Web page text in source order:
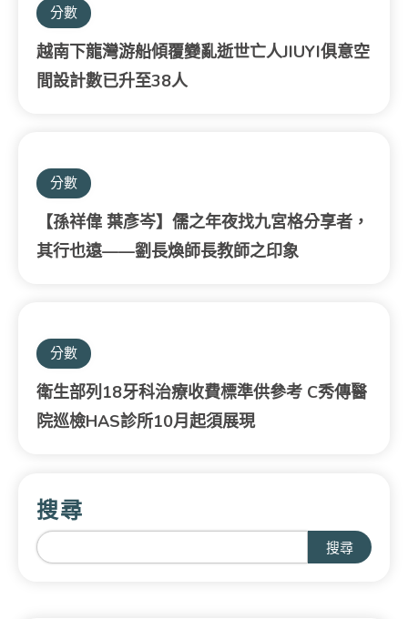
分數
越南下龍灣游船傾覆變亂逝世亡人JIUYI俱意空
間設計數已升至38人
分數
【孫祥偉 葉彥岑】儒之年夜找九宮格分享者，
其行也遠——劉長煥師長教師之印象
分數
衛生部列18牙科治療收費標準供參考 C秀傳醫
院巡檢HAS診所10月起須展現
搜尋
搜尋